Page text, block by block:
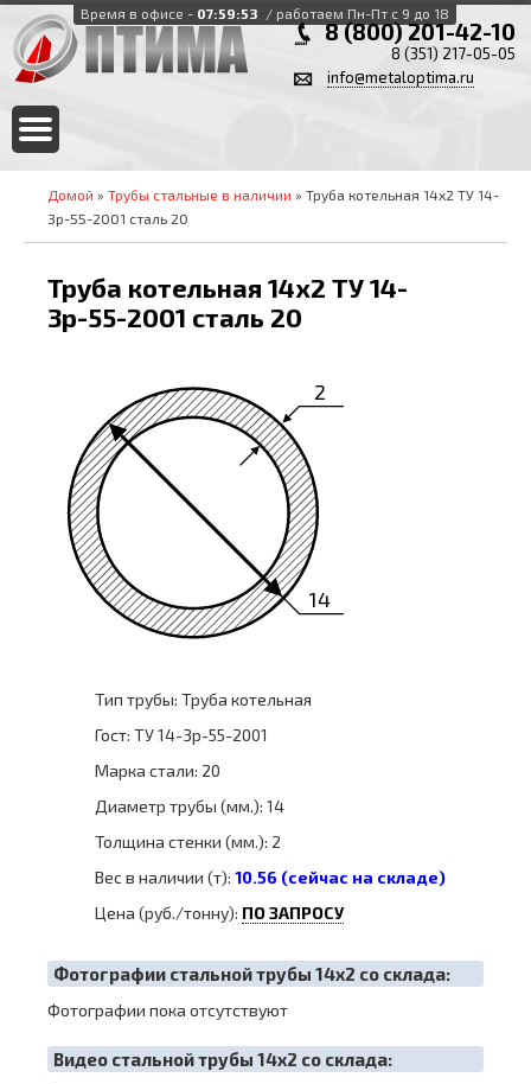
Время в офисе - 07:59:53 / работаем Пн-Пт с 9 до 18
8 (800) 201-42-10
8 (351) 217-05-05
info@metaloptima.ru
Домой » Трубы стальные в наличии » Труба котельная 14х2 ТУ 14-
3р-55-2001 сталь 20
Труба котельная 14х2 ТУ 14-
3р-55-2001 сталь 20
14
2
Тип трубы: Труба котельная
Гост: ТУ 14-3р-55-2001
Марка стали: 20
Диаметр трубы (мм.): 14
Толщина стенки (мм.): 2
Вес в наличии (т): 10.56 (сейчас на складе)
Цена (руб./тонну): ПО ЗАПРОСУ
Фотографии стальной трубы 14х2 со склада:
Фотографии пока отсутствуют
Видео стальной трубы 14х2 со склада: